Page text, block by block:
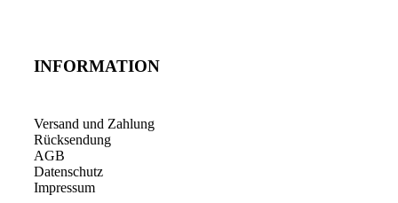
INFORMATION
Versand und Zahlung
Rücksendung
AGB
Datenschutz
Impressum